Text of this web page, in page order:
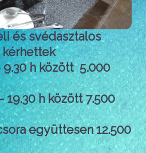
és svédasztalos
kérhettek
h között 5.000
19.30 h között 7.500
együttesen 12.500